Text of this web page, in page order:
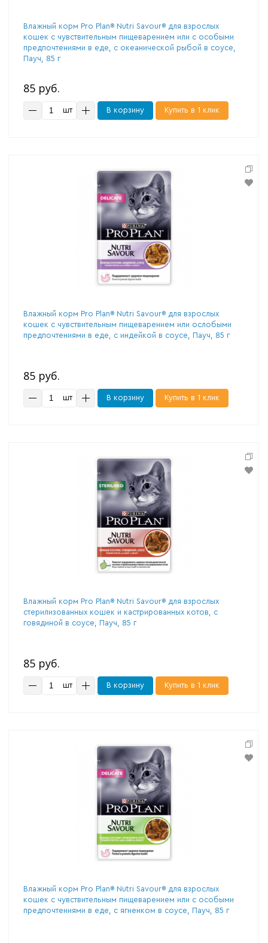
Влажный корм Pro Plan® Nutri Savour® для взрослых
кошек с чувствительным пищеварением или с особыми
предпочтениями в еде, с океанической рыбой в соусе,
Пауч, 85 г
85 руб.
шт В корзину Купить в 1 клик
Влажный корм Pro Plan® Nutri Savour® для взрослых
кошек с чувствительным пищеварением или ослобыми
предпочтениями в еде, с индейкой в соусе, Пауч, 85 г
85 руб.
шт В корзину Купить в 1 клик
Влажный корм Pro Plan® Nutri Savour® для взрослых
стерилизованных кошек и кастрированных котов, с
говядиной в соусе, Пауч, 85 г
85 руб.
шт В корзину Купить в 1 клик
Влажный корм Pro Plan® Nutri Savour® для взрослых
кошек с чувствительным пищеварением или с особыми
предпочтениями в еде, с ягненком в соусе, Пауч, 85 г